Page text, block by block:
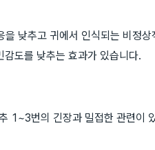
낮추고 귀에서 인식되는 비정
도를 낮추는 효과가 있습니다.
1~3번의 긴장과 밀접한 관련이